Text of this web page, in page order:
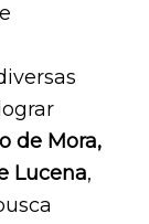
de Mora,
Lucena,